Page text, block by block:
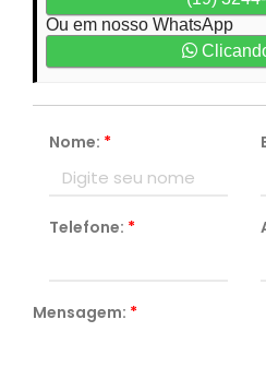
Ou em nosso WhatsApp
Nome: *
Telefone: *
Mensagem: *